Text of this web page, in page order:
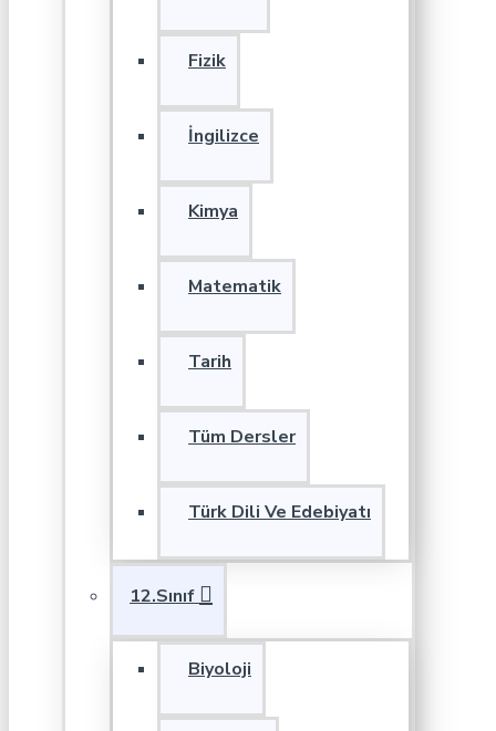
Fizik
İngilizce
Kimya
Matematik
Tarih
Tüm Dersler
Türk Dili Ve Edebiyatı
12.Sınıf
Biyoloji